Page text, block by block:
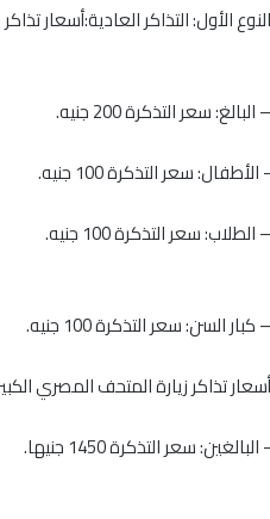
النوع الأول: التذاكر العادية:‎أسعار تذاكر زيارة المتحف المصري الكبير للمصريين:
– البالغ: سعر التذكرة 200 جنيه.
– الطلاب: سعر التذكرة 100 جنيه.
– كبار السن: سعر التذكرة 100 جنيه.
أسعار تذاكر زيارة المتحف المصري